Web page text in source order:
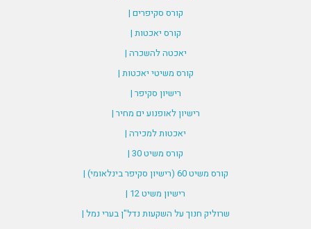
קורס סקיפרים |
קורס יאכטות |
יאכטה להשכרה |
קורס משיטי יאכטות |
רישיון סקיפר |
רישיון לאופנוע ים מחיר |
יאכטות למכירה |
קורס משיט 30 |
קורס משיט 60 (רישיון סקיפר בינלאומי) |
רישיון משיט 12 |
שרוליק חנוך על השקעות נדל"ן בערי נמל |